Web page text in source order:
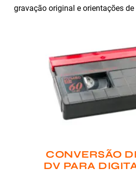
gravação original e orientações de
CONVERSÃO
DV PARA